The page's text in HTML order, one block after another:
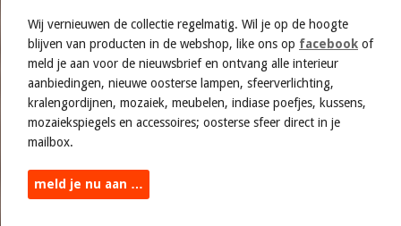
Wij vernieuwen de collectie regelmatig. Wil je op de hoogte
blijven van producten in de webshop, like ons op facebook of
meld je aan voor de nieuwsbrief en ontvang alle interieur
aanbiedingen, nieuwe oosterse lampen, sfeerverlichting,
kralengordijnen, mozaiek, meubelen, indiase poefjes, kussens,
mozaiekspiegels en accessoires; oosterse sfeer direct in je
mailbox.
meld je nu aan …